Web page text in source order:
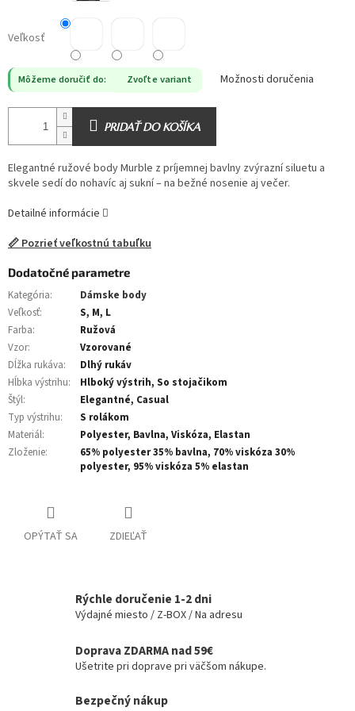
Veľkosť
Môžeme doručiť do: Zvoľte variant Možnosti doručenia
PRIDAŤ DO KOŠÍKA
Elegantné ružové body Murble z príjemnej bavlny zvýrazní siluetu a
skvele sedí do nohavíc aj sukní – na bežné nosenie aj večer.
Detailné informácie
📏 Pozrieť veľkostnú tabuľku
Dodatočné parametre
Kategória:
Dámske body
Veľkosť:
S, M, L
Farba:
Ružová
Vzor:
Vzorované
Dĺžka rukáva:
Dlhý rukáv
Hĺbka výstrihu:
Hlboký výstrih, So stojačikom
Štýl:
Elegantné, Casual
Typ výstrihu:
S rolákom
Materiál:
Polyester, Bavlna, Viskóza, Elastan
Zloženie:
65% polyester 35% bavlna, 70% viskóza 30%
polyester, 95% viskóza 5% elastan
OPÝTAŤ SA ZDIEĽAŤ
Rýchle doručenie 1-2 dni
Výdajné miesto / Z-BOX / Na adresu
Doprava ZDARMA nad 59€
Ušetrite pri doprave pri väčšom nákupe.
Bezpečný nákup